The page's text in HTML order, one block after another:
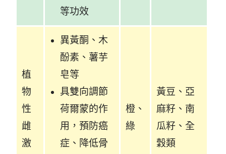
等功效
植
物
性
雌
激
異黃酮、木
酚素、薯芋
皂等
具雙向調節
荷爾蒙的作
用，預防癌
症、降低骨
橙、
綠
黃豆、亞
麻籽、南
瓜籽、全
穀類